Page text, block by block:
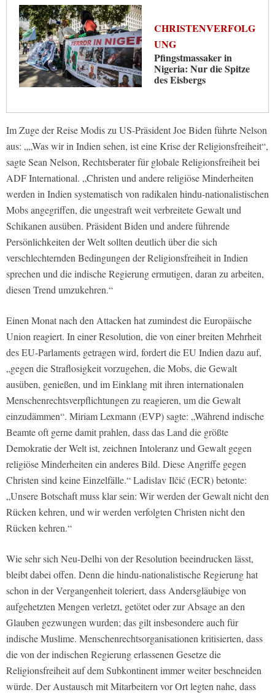
CHRISTENVERFOLG
UNG
Pfingstmassaker in
Nigeria: Nur die Spitze
des Eisbergs
Im Zuge der Reise Modis zu US-Präsident Joe Biden führte Nelson
aus: „„Was wir in Indien sehen, ist eine Krise der Religionsfreiheit“,
sagte Sean Nelson, Rechtsberater für globale Religionsfreiheit bei
ADF International. „Christen und andere religiöse Minderheiten
werden in Indien systematisch von radikalen hindu-nationalistischen
Mobs angegriffen, die ungestraft weit verbreitete Gewalt und
Schikanen ausüben. Präsident Biden und andere führende
Persönlichkeiten der Welt sollten deutlich über die sich
verschlechternden Bedingungen der Religionsfreiheit in Indien
sprechen und die indische Regierung ermutigen, daran zu arbeiten,
diesen Trend umzukehren.“
Einen Monat nach den Attacken hat zumindest die Europäische
Union reagiert. In einer Resolution, die von einer breiten Mehrheit
des EU-Parlaments getragen wird, fordert die EU Indien dazu auf,
„gegen die Straflosigkeit vorzugehen, die Mobs, die Gewalt
ausüben, genießen, und im Einklang mit ihren internationalen
Menschenrechtsverpflichtungen zu reagieren, um die Gewalt
einzudämmen“. Miriam Lexmann (EVP) sagte: „Während indische
Beamte oft gerne damit prahlen, dass das Land die größte
Demokratie der Welt ist, zeichnen Intoleranz und Gewalt gegen
religiöse Minderheiten ein anderes Bild. Diese Angriffe gegen
Christen sind keine Einzelfälle.“ Ladislav Ilčić (ECR) betonte:
„Unsere Botschaft muss klar sein: Wir werden der Gewalt nicht den
Rücken kehren, und wir werden verfolgten Christen nicht den
Rücken kehren.“
Wie sehr sich Neu-Delhi von der Resolution beeindrucken lässt,
bleibt dabei offen. Denn die hindu-nationalistische Regierung hat
schon in der Vergangenheit toleriert, dass Andersgläubige von
aufgehetzten Mengen verletzt, getötet oder zur Absage an den
Glauben gezwungen wurden; das gilt insbesondere auch für
indische Muslime. Menschenrechtsorganisationen kritisierten, dass
die von der indischen Regierung erlassenen Gesetze die
Religionsfreiheit auf dem Subkontinent immer weiter beschneiden
würde. Der Austausch mit Mitarbeitern vor Ort legten nahe, dass